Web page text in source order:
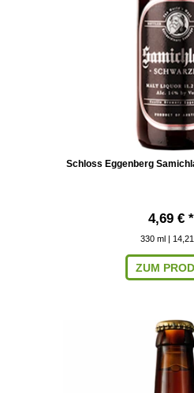
Schloss Eggenberg
4,69 € *
330 ml |
ZUM